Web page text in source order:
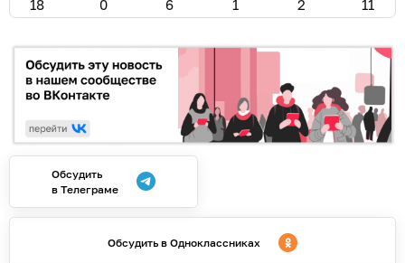
18 0 6 1 2 11
Обсудить
в Телеграме
Обсудить в Одноклассниках